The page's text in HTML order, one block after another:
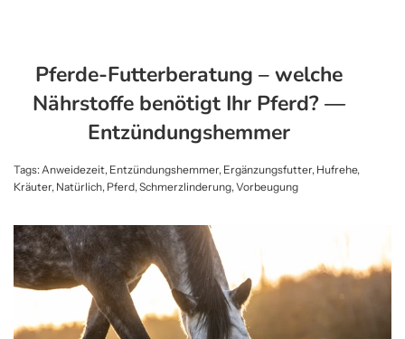
Pferde-Futterberatung – welche
Nährstoffe benötigt Ihr Pferd?—
Entzündungshemmer
Tags:Anweidezeit, Entzündungshemmer, Ergänzungsfutter, Hufrehe,
Kräuter, Natürlich, Pferd,Schmerzlinderung,Vorbeugung